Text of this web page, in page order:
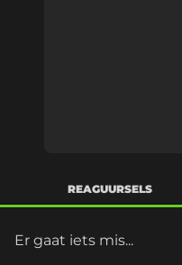
REAGUURSELS
Er gaat iets mis...